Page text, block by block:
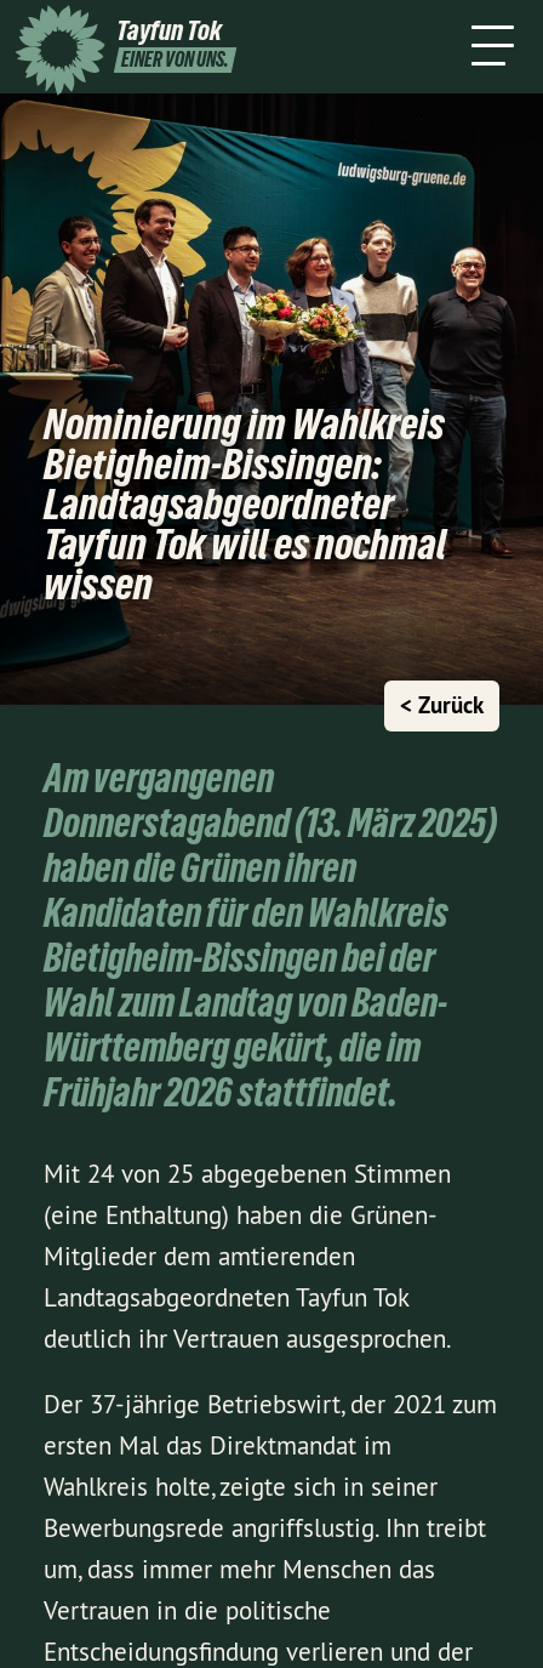
Tayfun Tok
EINER VON UNS.
Presse Kontakt Newsletter
mich
Nominierung im Wahlkreis
Bietigheim-Bissingen:
Landtagsabgeordneter
Tayfun Tok will es nochmal
wissen
< Zurück
Am vergangenen
Donnerstagabend (13. März 2025)
haben die Grünen ihren
Kandidaten für den Wahlkreis
Bietigheim-Bissingen bei der
Wahl zum Landtag von Baden-
Württemberg gekürt, die im
Frühjahr 2026 stattfindet.
Mit 24 von 25 abgegebenen Stimmen
(eine Enthaltung) haben die Grünen-
Mitglieder dem amtierenden
Landtagsabgeordneten Tayfun Tok
deutlich ihr Vertrauen ausgesprochen.
Der 37-jährige Betriebswirt, der 2021 zum
ersten Mal das Direktmandat im
Wahlkreis holte, zeigte sich in seiner
Bewerbungsrede angriffslustig. Ihn treibt
um, dass immer mehr Menschen das
Vertrauen in die politische
Entscheidungsfindung verlieren und der